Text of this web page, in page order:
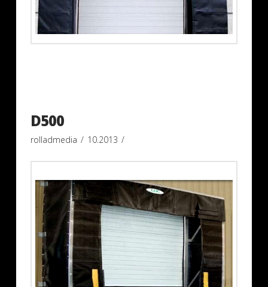
D500
rolladmedia 10.2013